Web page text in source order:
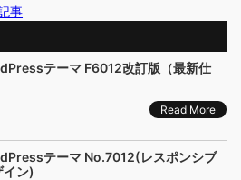
事
テーマ F6012改訂版（最新仕
Read More
テーマ No.7012(レスポンシブ
イン)